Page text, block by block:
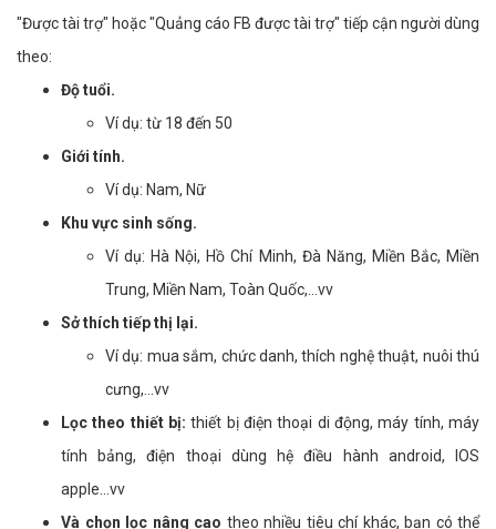
"Được tài trợ" hoặc "Quảng cáo FB được tài trợ" tiếp cận người dùng
theo:
Độ tuổi.
Ví dụ: từ 18 đến 50
Giới tính.
Ví dụ: Nam, Nữ
Khu vực sinh sống.
Ví dụ: Hà Nội, Hồ Chí Minh, Đà Năng, Miền Bắc, Miền
Trung, Miền Nam, Toàn Quốc,...vv
Sở thích tiếp thị lại.
Ví dụ: mua sắm, chức danh, thích nghệ thuật, nuôi thú
cưng,...vv
Lọc theo thiết bị:thiết bị điện thoại di động, máy tính, máy
tính bảng, điện thoại dùng hệ điều hành android, IOS
apple...vv
Và chọn lọc nâng cao theo nhiều tiêu chí khác, bạn có thể